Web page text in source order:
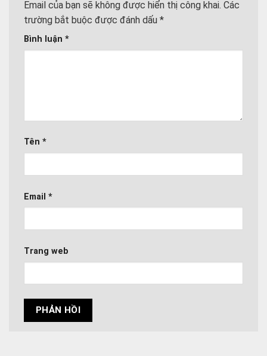
Email của bạn sẽ không được hiển thị công khai. Các
trường bắt buộc được đánh dấu *
Bình luận *
Tên *
Email *
Trang web